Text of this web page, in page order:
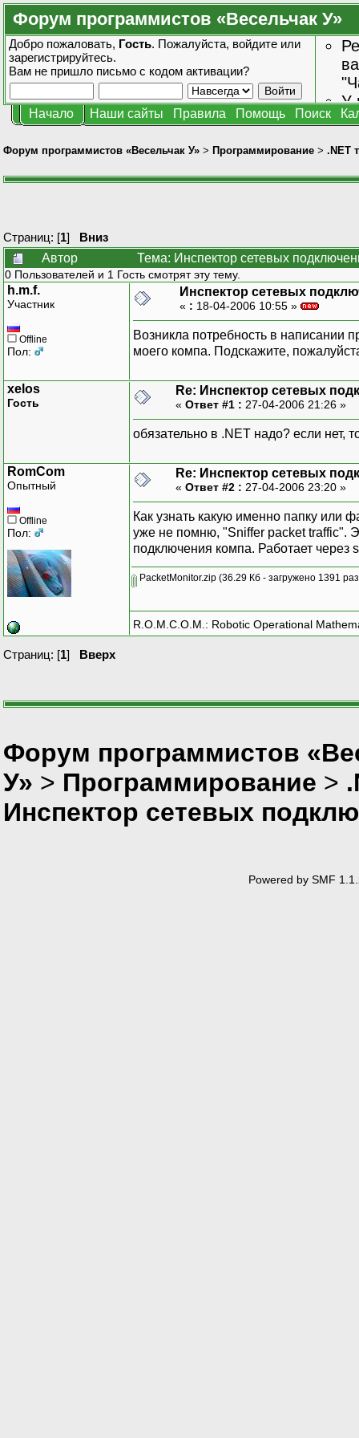
Форум программистов «Весельчак У»
Добро пожаловать, Гость. Пожалуйста, войдите или
зарегистрируйтесь.
Вам не пришло письмо с кодом активации?
У
Начало Наши сайты Правила Помощь Поиск
Форум программистов «Весельчак У» > Программирование > .NET
Страниц: [1] Вниз
Автор
Тема: Инспектор сетевых
0 Пользователей и 1 Гость смотрят эту тему.
h.m.f.
Участник
Offline
Пол:
Инспектор сетевых
« : 18-04-2006 10:55 »
Возникла потребность в написании
моего компа. Подскажите,
xelos
Гость
Re: Инспектор сетевых
« Ответ #1 : 27-04-2006 21:26 »
обязательно в .NET надо? если нет,
RomCom
Опытный
Offline
Пол:
Re: Инспектор сетевых
« Ответ #2 : 27-04-2006 23:20 »
Как узнать какую именно папку или
уже не помню, "Sniffer packet traffic".
подключения компа. Работает через
PacketMonitor.zip (36.29 Кб - загружено 1391
R.O.M.C.O.M.: Robotic Operational
Страниц: [1] Вверх
Форум программистов
У» > Программирование >
Инспектор сетевых
Powered by SMF